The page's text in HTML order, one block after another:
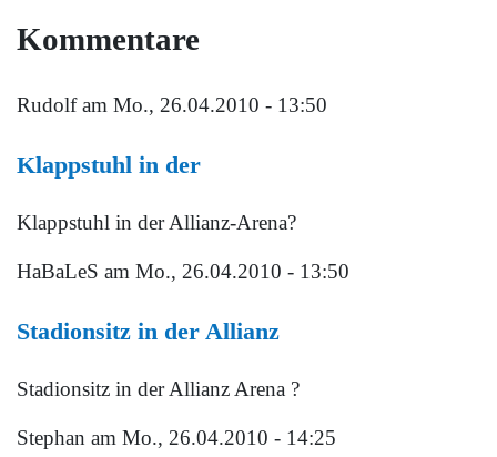
Kommentare
Rudolfam Mo., 26.04.2010 - 13:50
Klappstuhl in der
Klappstuhl in der Allianz-Arena?
HaBaLeS am Mo., 26.04.2010 - 13:50
Stadionsitz in der Allianz
Stadionsitz in der Allianz Arena ?
Stephan am Mo., 26.04.2010 - 14:25